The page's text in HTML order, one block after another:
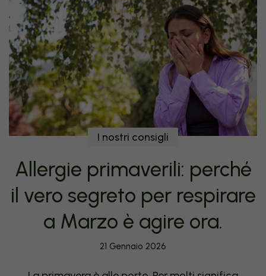
I nostri consigli
Allergie primaverili: perché
il vero segreto per respirare
a Marzo è agire ora.
21 Gennaio 2026